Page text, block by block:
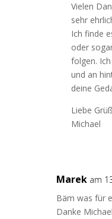
Vielen
sehr
Ich finde
oder
folgen.
und an
deine
Liebe
Michael
Marek am
Bäm was für
Danke